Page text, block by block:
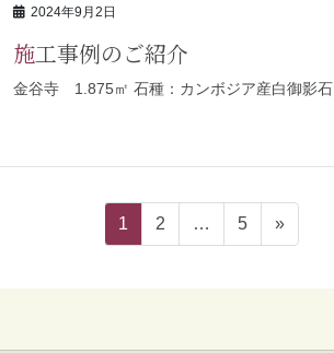
2024年9月2日
施工事例のご紹介
金谷寺 1.875㎡ 石種：カンボジア産白御影石
ペ
ー
1
ペ
ー
2 …
ペ
ー
5 »